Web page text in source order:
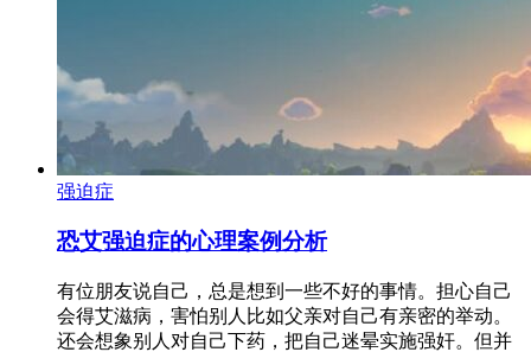
强迫症
恐艾强迫症的心理案例分析
有位朋友说自己，总是想到一些不好的事情。担心自己
会得艾滋病，害怕别人比如父亲对自己有亲密的举动。
还会想象别人对自己下药，把自己迷晕实施强奸。但并